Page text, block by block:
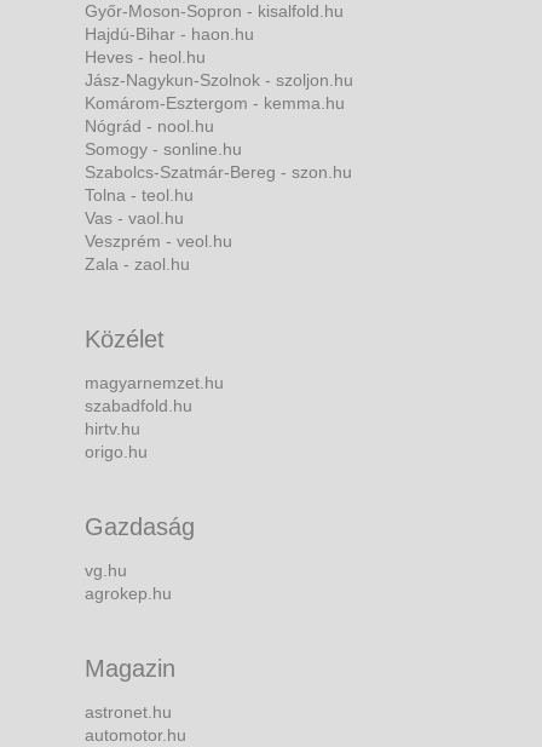
Győr-Moson-Sopron - kisalfold.hu
Hajdú-Bihar - haon.hu
Heves - heol.hu
Jász-Nagykun-Szolnok - szoljon.hu
Komárom-Esztergom - kemma.hu
Nógrád - nool.hu
Somogy - sonline.hu
Szabolcs-Szatmár-Bereg - szon.hu
Tolna - teol.hu
Vas - vaol.hu
Veszprém - veol.hu
Zala - zaol.hu
Közélet
magyarnemzet.hu
szabadfold.hu
hirtv.hu
origo.hu
Gazdaság
vg.hu
agrokep.hu
Magazin
astronet.hu
automotor.hu